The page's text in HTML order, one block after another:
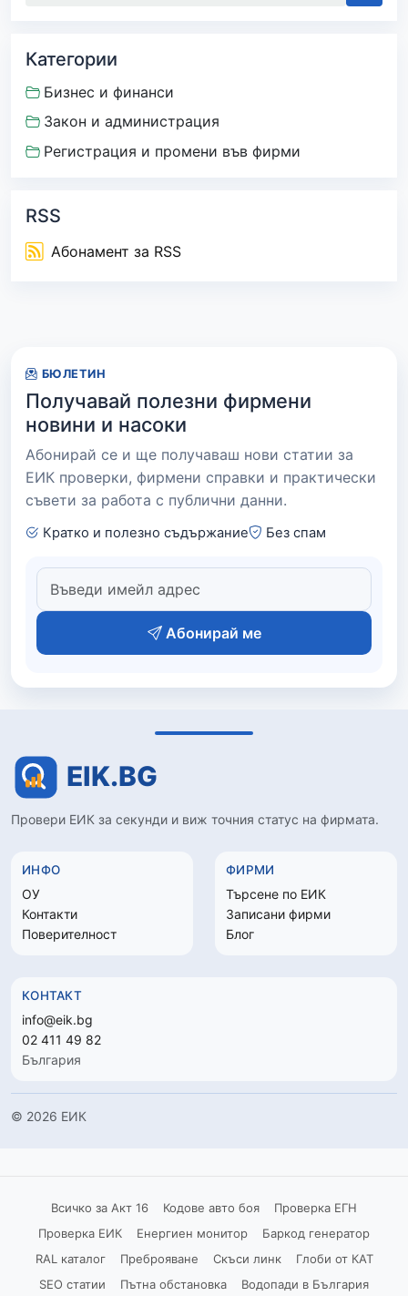
Категории
Бизнес и финанси
Закон и администрация
Регистрация и промени във фирми
RSS
Абонамент за RSS
БЮЛЕТИН
Получавай полезни фирмени
новини и насоки
Абонирай се и ще получаваш нови статии за
ЕИК проверки, фирмени справки и практически
съвети за работа с публични данни.
Кратко и полезно съдържание Без спам
Абонирай ме
Провери ЕИК за секунди и виж точния статус на фирмата.
ИНФО
ОУ
Контакти
Поверителност
ФИРМИ
Търсене по ЕИК
Записани фирми
Блог
КОНТАКТ
info@eik.bg
02 411 49 82
България
© 2026 ЕИК
Всичко за Акт 16 Кодове авто боя
Проверка ЕГН
Проверка ЕИК
Енергиен монитор
Баркод генератор
RAL каталог
Преброяване Скъси линк
Глоби от КАТ
SEO статии
Пътна обстановка Водопади в България